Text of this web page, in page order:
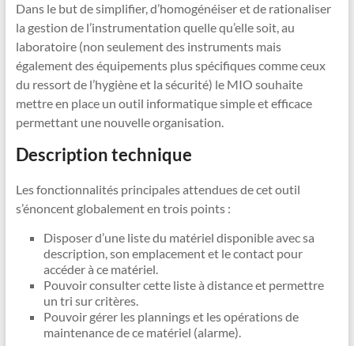
Dans le but de simplifier, d’homogénéiser et de rationaliser
la gestion de l’instrumentation quelle qu’elle soit, au
laboratoire (non seulement des instruments mais
également des équipements plus spécifiques comme ceux
du ressort de l’hygiène et la sécurité) le MIO souhaite
mettre en place un outil informatique simple et efficace
permettant une nouvelle organisation.
Description technique
Les fonctionnalités principales attendues de cet outil
s’énoncent globalement en trois points :
Disposer d’une liste du matériel disponible avec sa
description, son emplacement et le contact pour
accéder à ce matériel.
Pouvoir consulter cette liste à distance et permettre
un tri sur critères.
Pouvoir gérer les plannings et les opérations de
maintenance de ce matériel (alarme).